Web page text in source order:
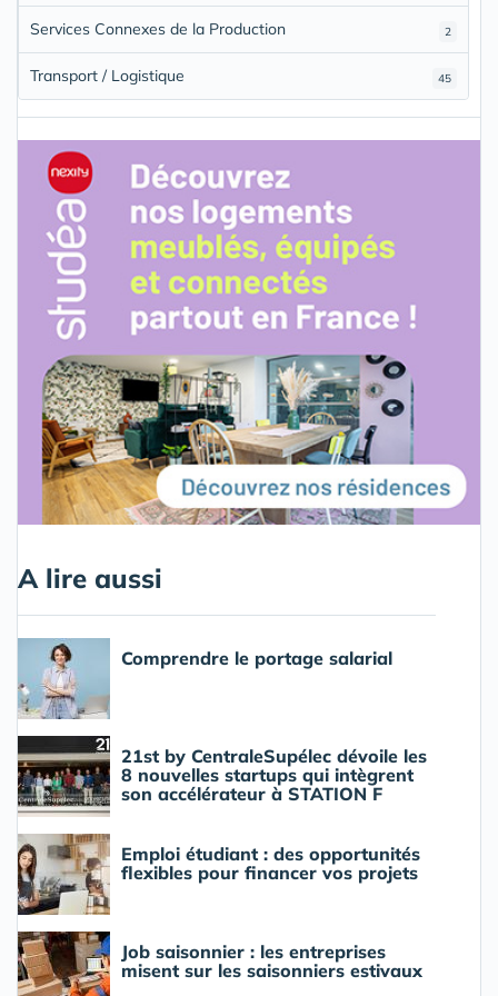
2
Services Connexes de la Production
45
Transport / Logistique
A lire aussi
Comprendre le portage salarial
21st by CentraleSupélec dévoile les
8 nouvelles startups qui intègrent
son accélérateur à STATION F
Emploi étudiant : des opportunités
flexibles pour financer vos projets
Job saisonnier : les entreprises
misent sur les saisonniers estivaux